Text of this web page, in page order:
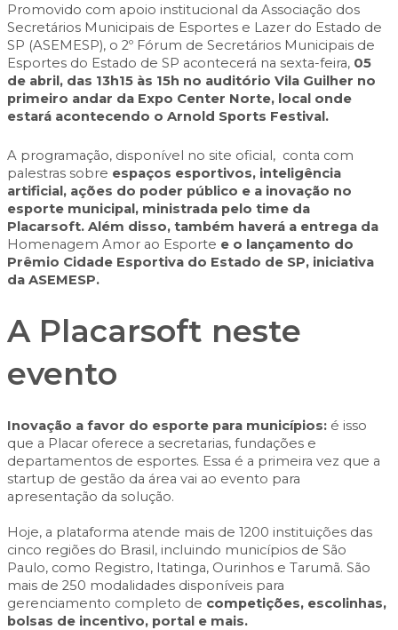
Promovido com apoio institucional da Associação dos
Secretários Municipais de Esportes e Lazer do Estado de
SP (ASEMESP), o 2º Fórum de Secretários Municipais de
Esportes do Estado de SP acontecerá na sexta-feira, 05
de abril, das 13h15 às 15h no auditório Vila Guilher no
primeiro andar da Expo Center Norte, local onde
estará acontecendo o Arnold Sports Festival.
A programação, disponível no site oficial, conta com
palestras sobre espaços esportivos, inteligência
artificial, ações do poder público e a inovação no
esporte municipal, ministrada pelo time da
Placarsoft. Além disso, também haverá a entrega da
Homenagem Amor ao Esporte e o lançamento do
Prêmio Cidade Esportiva do Estado de SP, iniciativa
da ASEMESP.
A Placarsoft neste
evento
Inovação a favor do esporte para municípios: é isso
que a Placar oferece a secretarias, fundações e
departamentos de esportes. Essa é a primeira vez que a
startup de gestão da área vai ao evento para
apresentação da solução.
Hoje, a plataforma atende mais de 1200 instituições das
cinco regiões do Brasil, incluindo municípios de São
Paulo, como Registro, Itatinga, Ourinhos e Tarumã. São
mais de 250 modalidades disponíveis para
gerenciamento completo de competições, escolinhas,
bolsas de incentivo, portal e mais.